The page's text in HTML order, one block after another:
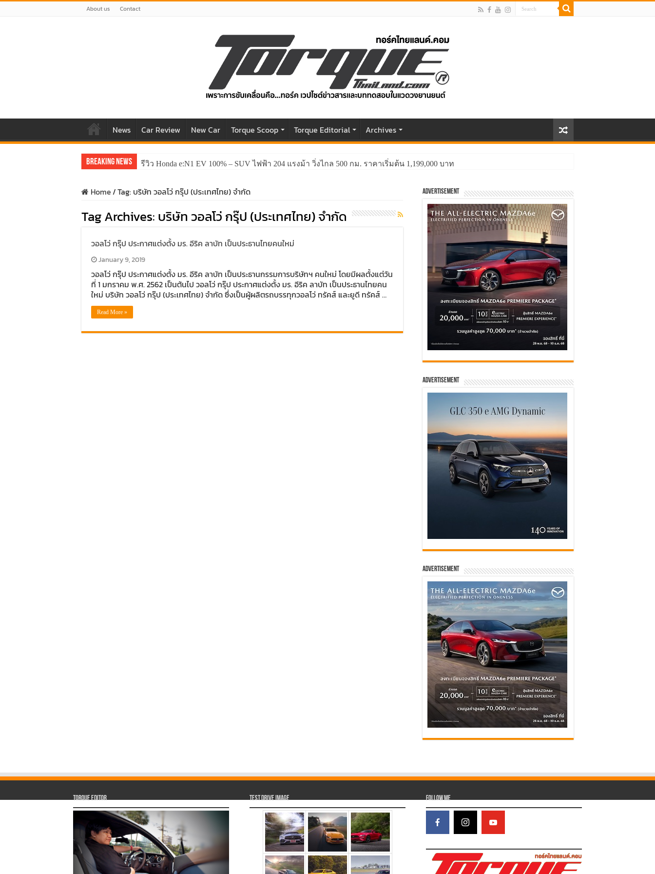
About us Contact
News Car Review New Car Torque Scoop Torque Editorial Archives
Breaking News รีวิว Honda e:N1 EV 100% – SUV ไฟฟ้า 204 แรงม้า วิ่งไกล 500 กม. ราคาเริ่มต้น 1,199,000 บาท
Home/Tag: บริษัท วอลโว่ กรุ๊ป (ประเทศไทย) จำกัด
Tag Archives: บริษัท วอลโว่ กรุ๊ป (ประเทศไทย) จำกัด
วอลโว่ กรุ๊ป ประกาศแต่งตั้ง มร. อีริค ลาบัท เป็นประธานไทยคนใหม่
January 9, 2019
วอลโว่ กรุ๊ป ประกาศแต่งตั้ง มร. อีริค ลาบัท เป็นประธานกรรมการบริษัทฯ คนใหม่ โดยมีผลตั้งแต่วัน
ที่ 1 มกราคม พ.ศ. 2562 เป็นต้นไป วอลโว่ กรุ๊ป ประกาศแต่งตั้ง มร. อีริค ลาบัท เป็นประธานไทยคน
ใหม่ บริษัท วอลโว่ กรุ๊ป (ประเทศไทย) จำกัด ซึ่งเป็นผู้ผลิตรถบรรทุกวอลโว่ ทรัคส์ และยูดี ทรัคส์ …
Read More »
Advertisement
Advertisement
Advertisement
Torque Editor Test Drive Image Follow Me